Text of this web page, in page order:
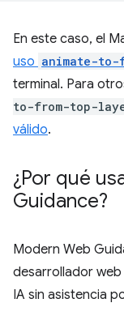
En este caso, el
uso animate-
terminal. Para
to-from-top-
válido.
¿Por qué
Guidance?
Modern Web
desarrollador
IA sin asistencia